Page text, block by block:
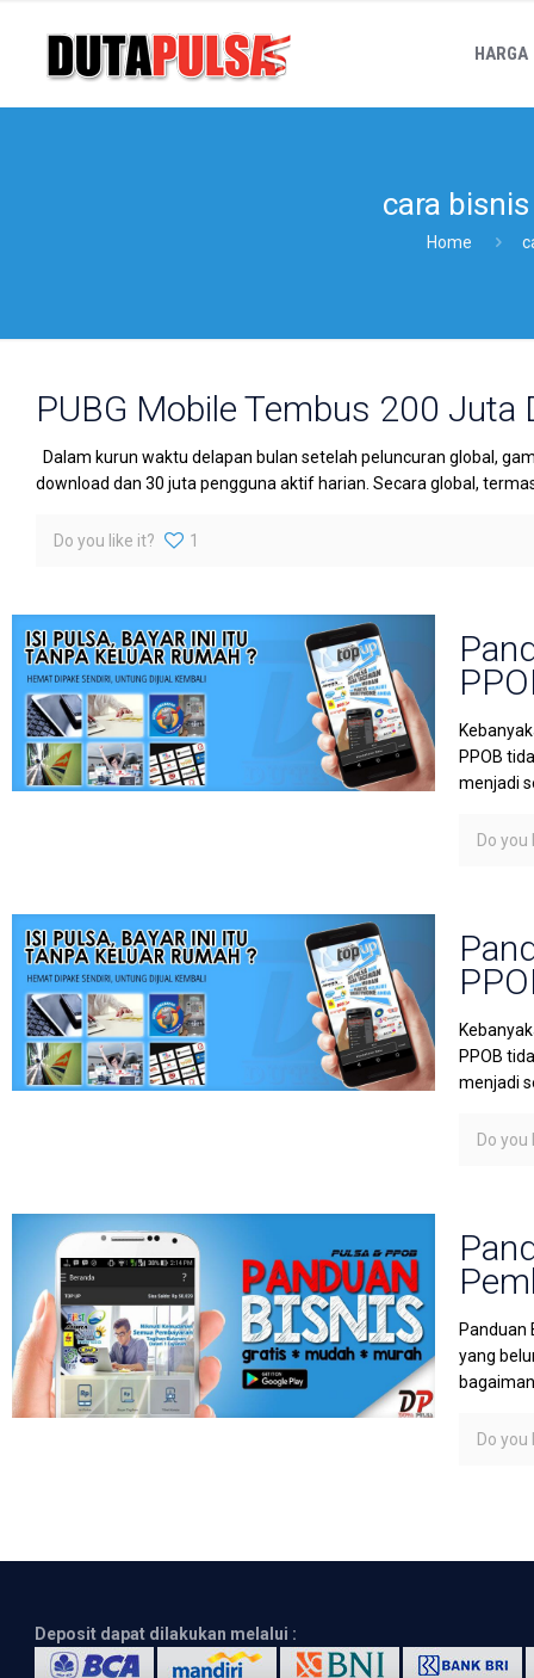
HARGA
cara
Home
PUBG Mobile Tembus 200 Juta
Dalam kurun waktu delapan bulan setelah peluncuran global,
download dan 30 juta pengguna aktif harian. Secara global,
Do you like it? 1
PPOB
menjadi
Do you
PPOB
menjadi
Do you
Panduan
yang
Do you
Deposit dapat dilakukan melalui :